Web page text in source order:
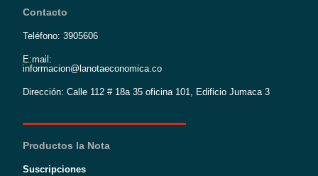
Contacto
Teléfono: 3905606
E:mail:
informacion@lanotaeconomica.co
Dirección: Calle 112 # 18a 35 oficina 101, Edificio Jumaca 3
Productos la Nota
Suscripciones